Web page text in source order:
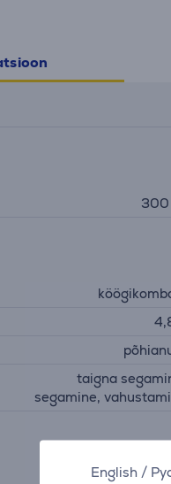
English /
300
taigna
segamine,